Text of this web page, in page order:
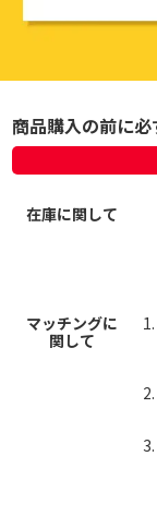
商品購入の前に
在庫に関して
マッチングに
関して